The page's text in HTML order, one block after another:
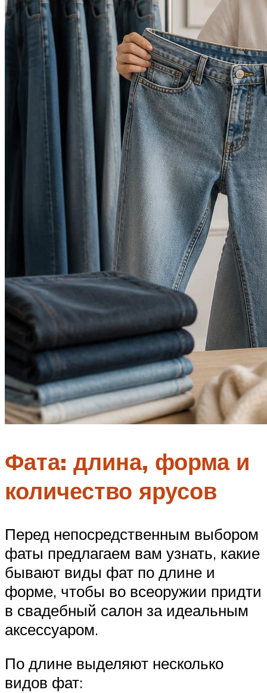
Фата: длина, форма и
количество ярусов
Перед непосредственным выбором
фаты предлагаем вам узнать, какие
бывают виды фат по длине и
форме, чтобы во всеоружии придти
в свадебный салон за идеальным
аксессуаром.
По длине выделяют несколько
видов фат: